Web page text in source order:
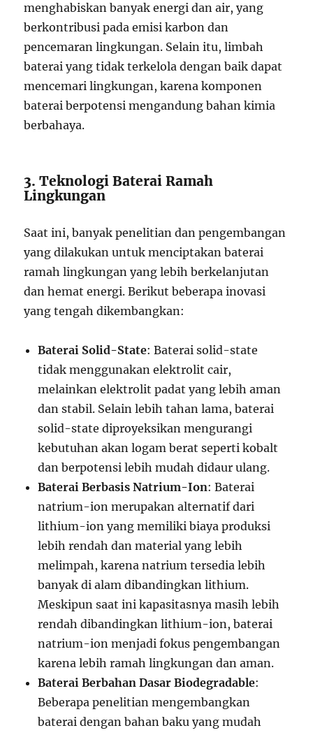
menghabiskan banyak energi dan air, yang
berkontribusi pada emisi karbon dan
pencemaran lingkungan. Selain itu, limbah
baterai yang tidak terkelola dengan baik dapat
mencemari lingkungan, karena komponen
baterai berpotensi mengandung bahan kimia
berbahaya.
3. Teknologi Baterai Ramah
Lingkungan
Saat ini, banyak penelitian dan pengembangan
yang dilakukan untuk menciptakan baterai
ramah lingkungan yang lebih berkelanjutan
dan hemat energi. Berikut beberapa inovasi
yang tengah dikembangkan:
Baterai Solid-State: Baterai solid-state
tidak menggunakan elektrolit cair,
melainkan elektrolit padat yang lebih aman
dan stabil. Selain lebih tahan lama, baterai
solid-state diproyeksikan mengurangi
kebutuhan akan logam berat seperti kobalt
dan berpotensi lebih mudah didaur ulang.
Baterai Berbasis Natrium-Ion: Baterai
natrium-ion merupakan alternatif dari
lithium-ion yang memiliki biaya produksi
lebih rendah dan material yang lebih
melimpah, karena natrium tersedia lebih
banyak di alam dibandingkan lithium.
Meskipun saat ini kapasitasnya masih lebih
rendah dibandingkan lithium-ion, baterai
natrium-ion menjadi fokus pengembangan
karena lebih ramah lingkungan dan aman.
Baterai Berbahan Dasar Biodegradable:
Beberapa penelitian mengembangkan
baterai dengan bahan baku yang mudah